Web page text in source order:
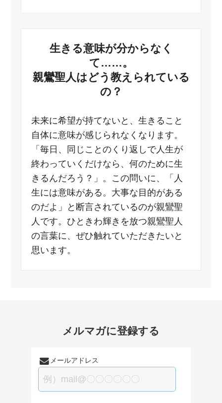
生きる意味が分からなく
て……。
親鸞聖人はどう教えられている
の？
未来に希望が持てないと、生きること
自体に意味が感じられなくなります。
「毎日、同じことのくり返しで人生が
終わっていくだけなら、何のために生
きるんだろう？」。この問いに、「人
生には意味がある。大事な目的がある
のだよ」と断言されているのが親鸞聖
人です。ひときわ輝きを放つ親鸞聖人
の言葉に、ぜひ触れていただきたいと
思います。
メルマガに登録する
メールアドレス